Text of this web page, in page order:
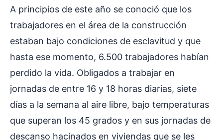
A principios de este año se conoció que los
trabajadores en el área de la construcción
estaban bajo condiciones de esclavitud y que
hasta ese momento, 6.500 trabajadores habían
perdido la vida. Obligados a trabajar en
jornadas de entre 16 y 18 horas diarias, siete
días a la semana al aire libre, bajo temperaturas
que superan los 45 grados y en sus jornadas de
descanso hacinados en viviendas que se les